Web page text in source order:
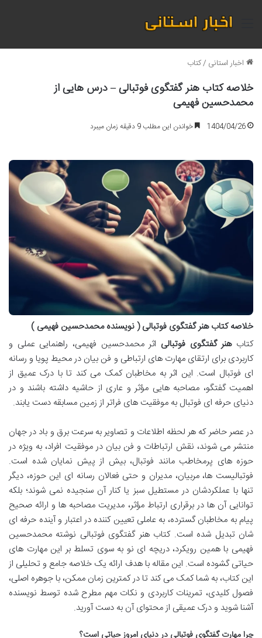
منو
اخبار استانی /کتاب
خلاصه کتاب هنر گفتگوی فوتبالی – درس هایی از
محمدحسین فهیمی
1404/04/26 خواندن این مطلب 9 دقیقه زمان میبرد
خلاصه کتاب هنر گفتگوی فوتبالی ( نویسنده محمدحسین فهیمی )
کتابهنر گفتگوی فوتبالی اثر محمدحسین فهیمی، راهنمایی عملی و
کاربردی برای ارتقای مهارت های ارتباطی و فن بیان در محیط پویا و رسانه
ای فوتبال است. این اثر به مخاطبان کمک می کند تا با درک عمیق از
اهمیت گفتگو، مصاحبه هایی مؤثر و عاری از حاشیه داشته باشند و در
دنیای حرفه ای فوتبال به موفقیت های فراتر از زمین مسابقه دست یابند.
در عصر حاضر که هر لحظه اطلاعات و تصاویر به سرعت برق و باد در جهان
منتشر می شوند، نقش ارتباطات و فن بیان در موفقیت افراد، به ویژه در
حوزه های پرمخاطب مانند فوتبال، بیش از پیش نمایان شده است.
فوتبالیست ها، مربیان، مدیران و حتی فعالان رسانه ای این حوزه، دیگر
تنها با عملکردشان در مستطیل سبز یا کنار آن سنجیده نمی شوند؛ بلکه
توانایی آن ها در برقراری ارتباط مؤثر، مدیریت مصاحبه ها و ارائه صحیح
پیام به مخاطبان گسترده، به عاملی تعیین کننده در اعتبار و آینده حرفه ای
شان تبدیل شده است. کتاب هنر گفتگوی فوتبالی نوشته محمدحسین
فهیمی با همین رویکرد، دریچه ای نو به سوی تسلط بر این مهارت های
حیاتی گشوده است. این مقاله با هدف ارائه یک خلاصه جامع و تحلیلی از
این کتاب، به شما کمک می کند تا در کمترین زمان ممکن، با جوهره اصلی،
فصول کلیدی، تمرینات کاربردی و نکات مهم مطرح شده توسط نویسنده
آشنا شوید و درک عمیقی از محتوای آن به دست آورید.